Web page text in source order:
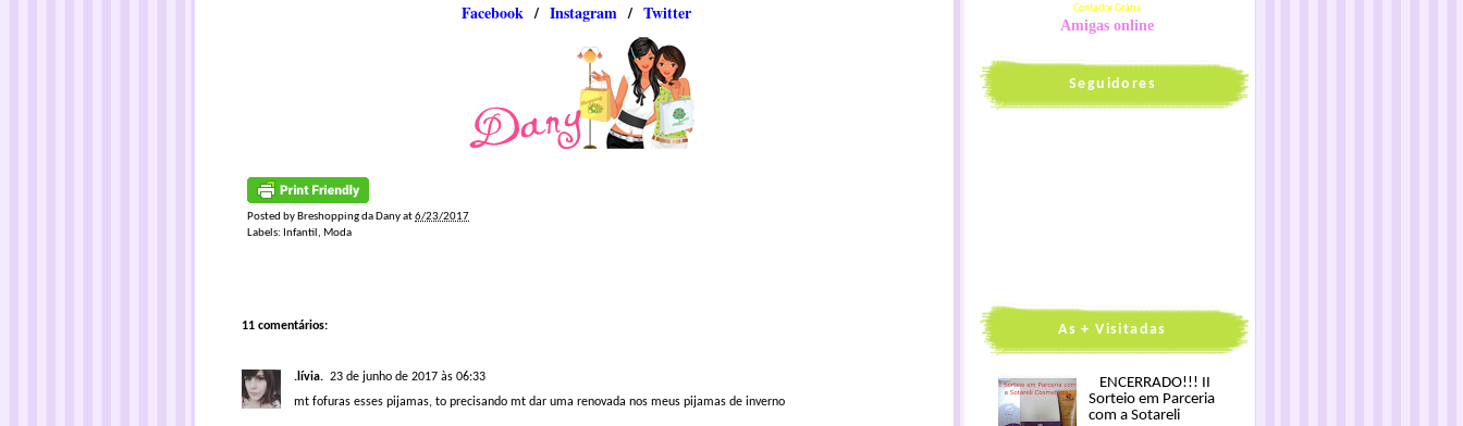
Facebook / Instagram / ​​Twitter
Posted by Breshopping da Danyat6/23/2017
Labels: Infantil , Moda
11 comentários:
.lívia. 23 de junho de 2017 às 06:33
mt fofuras esses pijamas, to precisando mt dar uma renovada nos meus pijamas de inverno
Contador Grátis
Amigas online
Seguidores
As + Visitadas
ENCERRADO!!! II
Sorteio em Parceria
com a Sotareli